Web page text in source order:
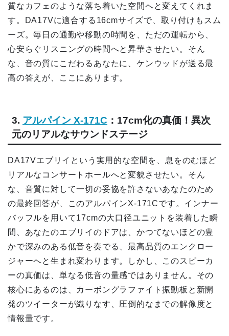
質なカフェのような落ち着いた空間へと変えてくれま
す。DA17Vに適合する16cmサイズで、取り付けもスム
ーズ。毎日の通勤や移動の時間を、ただの運転から、
心安らぐリスニングの時間へと昇華させたい。そん
な、音の質にこだわるあなたに、ケンウッドが送る最
高の答えが、ここにあります。
3. アルパイン X-171C ：17cm化の真価！異次
元のリアルなサウンドステージ
DA17Vエブリイという実用的な空間を、息をのむほど
リアルなコンサートホールへと変貌させたい。そん
な、音質に対して一切の妥協を許さないあなたのため
の最終回答が、このアルパインX-171Cです。インナー
バッフルを用いて17cmの大口径ユニットを装着した瞬
間、あなたのエブリイのドアは、かつてないほどの豊
かで深みのある低音を奏でる、最高品質のエンクロー
ジャーへと生まれ変わります。しかし、このスピーカ
ーの真価は、単なる低音の量感ではありません。その
核心にあるのは、カーボングラファイト振動板と新開
発のツイーターが織りなす、圧倒的なまでの解像度と
情報量です。